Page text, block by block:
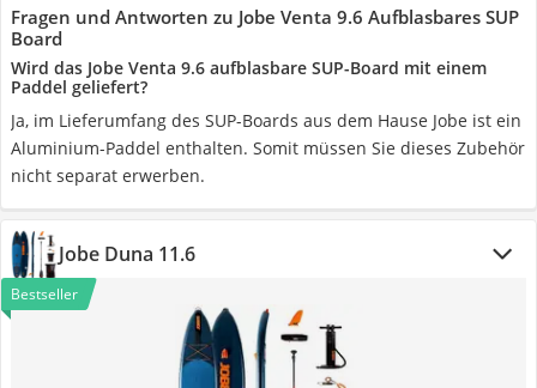
Fragen und Antworten zu Jobe Venta 9.6 Aufblasbares SUP
Board
Wird das Jobe Venta 9.6 aufblasbare SUP-Board mit einem
Paddel geliefert?
Ja, im Lieferumfang des SUP-Boards aus dem Hause Jobe ist ein
Aluminium-Paddel enthalten. Somit müssen Sie dieses Zubehör
nicht separat erwerben.
Jobe Duna 11.6
Bestseller